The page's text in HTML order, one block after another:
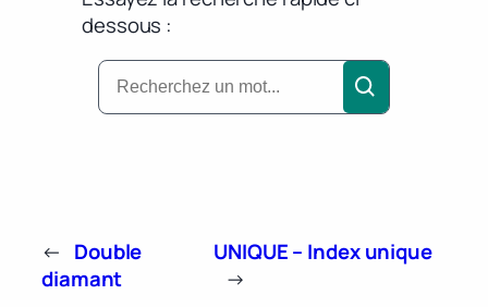
dessous :
← Double
diamant
UNIQUE – Index unique
→